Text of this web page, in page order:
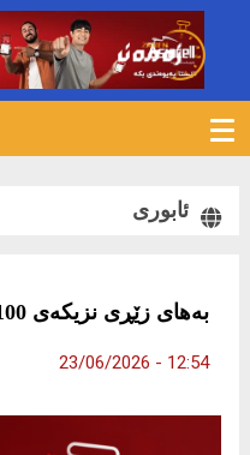
ئابوری
بەهای زێڕی نزیکەی 100 دۆلار دابەزی
12:54 - 23/06/2026